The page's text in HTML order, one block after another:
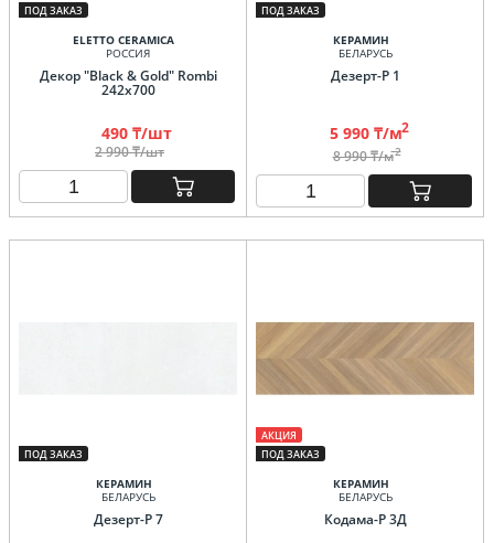
ПОД ЗАКАЗ
ELETTO CERAMICA
РОССИЯ
Декор "Black & Gold" Rombi
242х700
490 ₸/шт
2 990 ₸/шт
ПОД ЗАКАЗ
КЕРАМИН
БЕЛАРУСЬ
Дезерт-Р 1
5 990 ₸/м2
8 990 ₸/м2
ПОД ЗАКАЗ
КЕРАМИН
БЕЛАРУСЬ
Дезерт-Р 7
АКЦИЯ
ПОД ЗАКАЗ
КЕРАМИН
БЕЛАРУСЬ
Кодама-Р 3Д